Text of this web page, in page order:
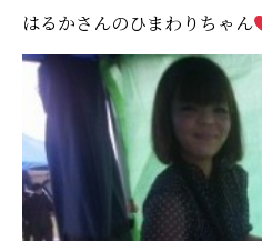
はるかさんのひまわりちゃん